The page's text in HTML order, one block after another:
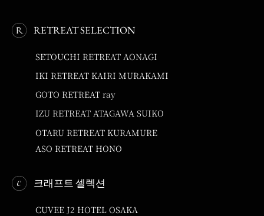
RETREAT SELECTION
SETOUCHI RETREAT AONAGI
IKI RETREAT KAIRI MURAKAMI
GOTO RETREAT ray
IZU RETREAT ATAGAWA SUIKO
OTARU RETREAT KURAMURE
ASO RETREAT HONO
크래프트 셀렉션
CUVEE J2 HOTEL OSAKA